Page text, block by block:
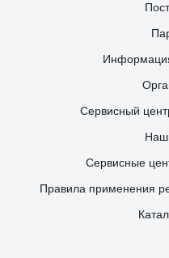
Сервисный
Сервисные
Правила применения